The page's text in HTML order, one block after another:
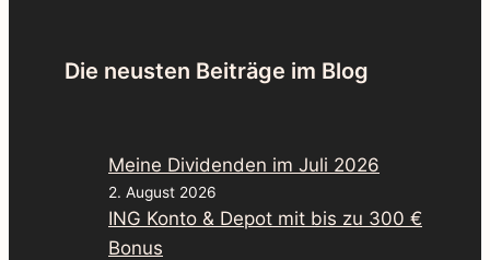
Die neusten Beiträge im Blog
Meine Dividenden im Juli 2026
2. August 2026
ING Konto & Depot mit bis zu 300 €
Bonus